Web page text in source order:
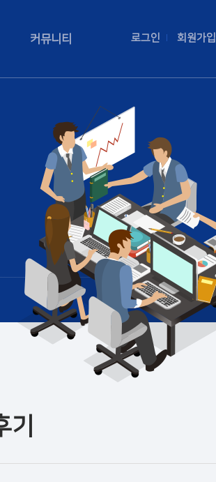
커뮤니티 로그인 회원가입
기